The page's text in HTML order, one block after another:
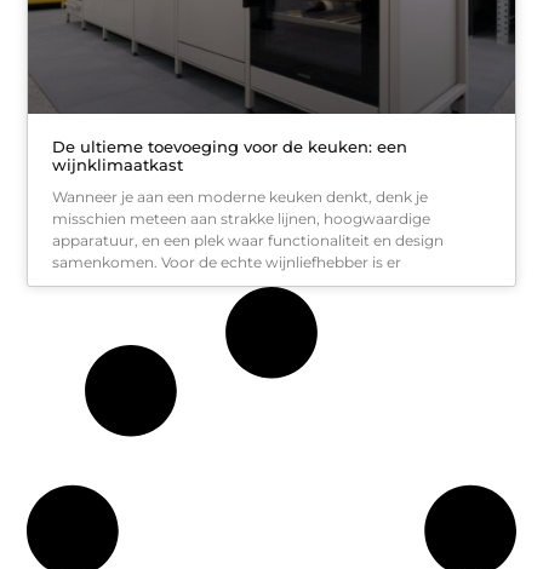
De ultieme toevoeging voor de keuken: een
wijnklimaatkast
Wanneer je aan een moderne keuken denkt, denk je
misschien meteen aan strakke lijnen, hoogwaardige
apparatuur, en een plek waar functionaliteit en design
samenkomen. Voor de echte wijnliefhebber is er